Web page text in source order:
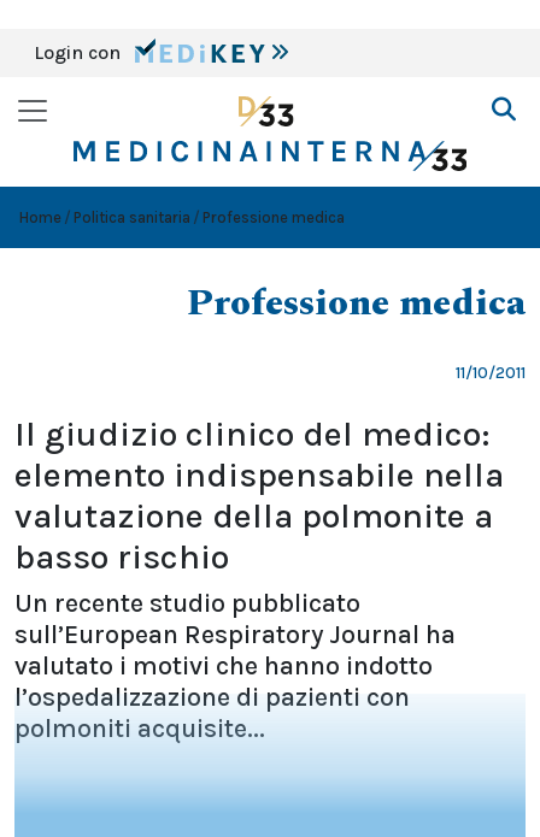
Login con
Home Politica sanitaria Professione medica
Professione medica
11/10/2011
Il giudizio clinico del medico:
elemento indispensabile nella
valutazione della polmonite a
basso rischio
Un recente studio pubblicato
sull’European Respiratory Journal ha
valutato i motivi che hanno indotto
l’ospedalizzazione di pazienti con
polmoniti acquisite...